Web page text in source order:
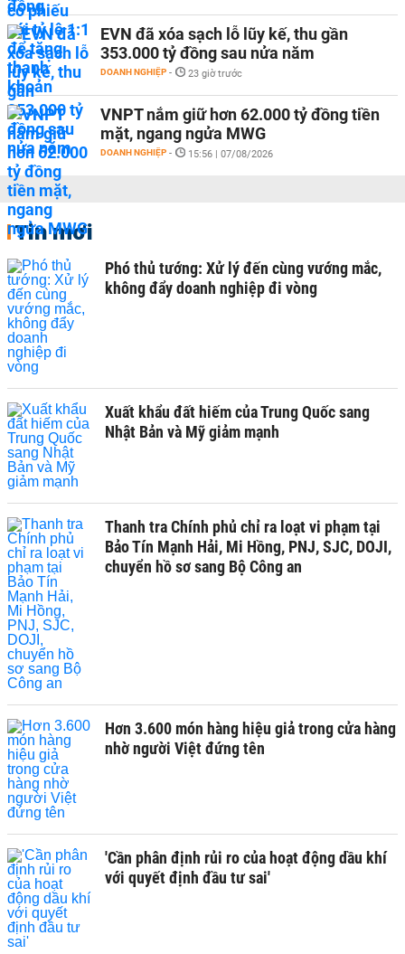
EVN đã xóa sạch lỗ lũy kế, thu gần
353.000 tỷ đồng sau nửa năm
DOANH NGHIỆP - 23 giờ trước
VNPT nắm giữ hơn 62.000 tỷ đồng tiền
mặt, ngang ngửa MWG
DOANH NGHIỆP - 15:56 | 07/08/2026
Tin mới
Phó thủ tướng: Xử lý đến cùng vướng mắc,
không đẩy doanh nghiệp đi vòng
Xuất khẩu đất hiếm của Trung Quốc sang
Nhật Bản và Mỹ giảm mạnh
Thanh tra Chính phủ chỉ ra loạt vi phạm tại
Bảo Tín Mạnh Hải, Mi Hồng, PNJ, SJC, DOJI,
chuyển hồ sơ sang Bộ Công an
Hơn 3.600 món hàng hiệu giả trong cửa hàng
nhờ người Việt đứng tên
'Cần phân định rủi ro của hoạt động dầu khí
với quyết định đầu tư sai'